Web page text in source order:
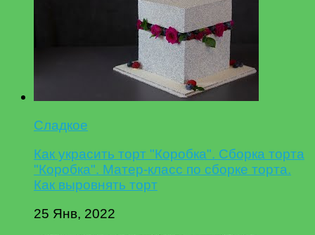
Сладкое
Как украсить торт "Коробка". Сборка торта
"Коробка". Матер-класс по сборке торта.
Как выровнять торт
25 Янв, 2022